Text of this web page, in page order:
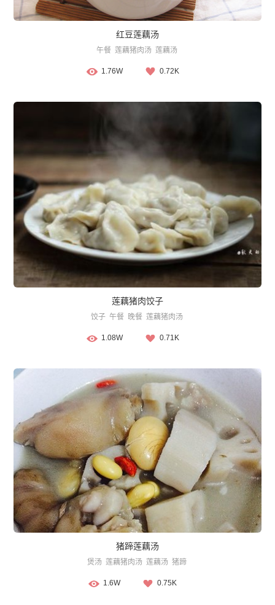
红豆莲藕汤
午餐 莲藕猪肉汤 莲藕汤
1.76W 0.72K
莲藕猪肉饺子
饺子 午餐 晚餐 莲藕猪肉汤
1.08W 0.71K
猪蹄莲藕汤
煲汤 莲藕猪肉汤 莲藕汤 猪蹄
1.6W 0.75K